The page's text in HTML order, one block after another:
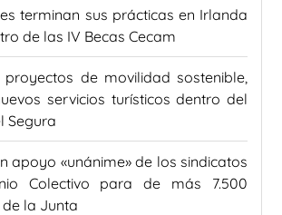
terminan sus prácticas en Irlanda
de las IV Becas Cecam
proyectos de movilidad sostenible,
servicios turísticos dentro del
Segura
apoyo «unánime» de los sindicatos
Colectivo para de más 7.500
la Junta